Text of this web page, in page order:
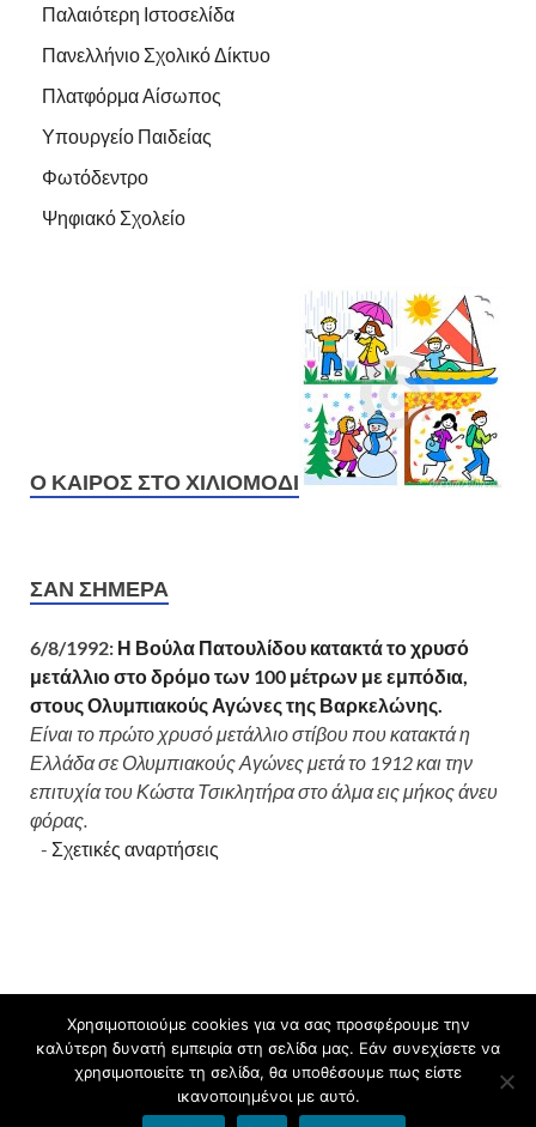
Παλαιότερη Ιστοσελίδα
Πανελλήνιο Σχολικό Δίκτυο
Πλατφόρμα Αίσωπος
Υπουργείο Παιδείας
Φωτόδεντρο
Ψηφιακό Σχολείο
Ο ΚΑΙΡΌΣ ΣΤΟ ΧΙΛΙΟΜΌΔΙ
ΣΑΝ ΣΉΜΕΡΑ
6/8/1992: Η Βούλα Πατουλίδου κατακτά το χρυσό
μετάλλιο στο δρόμο των 100 μέτρων με εμπόδια,
στους Ολυμπιακούς Αγώνες της Βαρκελώνης.
Είναι το πρώτο χρυσό μετάλλιο στίβου που κατακτά η
Ελλάδα σε Ολυμπιακούς Αγώνες μετά το 1912 και την
επιτυχία του Κώστα Τσικλητήρα στο άλμα εις μήκος άνευ
φόρας.
- Σχετικές αναρτήσεις
Πνευματικά δικαιώματα © 2026 Δημοτικό Σχολείο Χιλιομοδίου
Κορινθίας .
blogs.sch.grκαιHitMag.
Χρησιμοποιούμε cookies για να σας προσφέρουμε την
καλύτερη δυνατή εμπειρία στη σελίδα μας. Εάν συνεχίσετε να
χρησιμοποιείτε τη σελίδα, θα υποθέσουμε πως είστε
ικανοποιημένοι με αυτό.